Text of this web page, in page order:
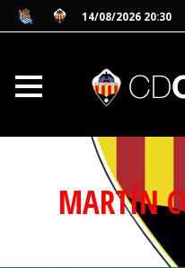
14/08/2026 20:30
MARTÍN